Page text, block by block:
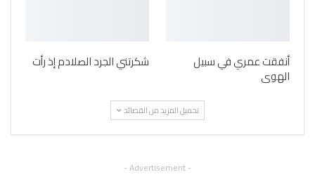
أنفقت عمري في سبيل
الهوى
شكرتني الجرد الصلادم إذ رأت
تحميل المزيد من القصائد
- Advertisement -